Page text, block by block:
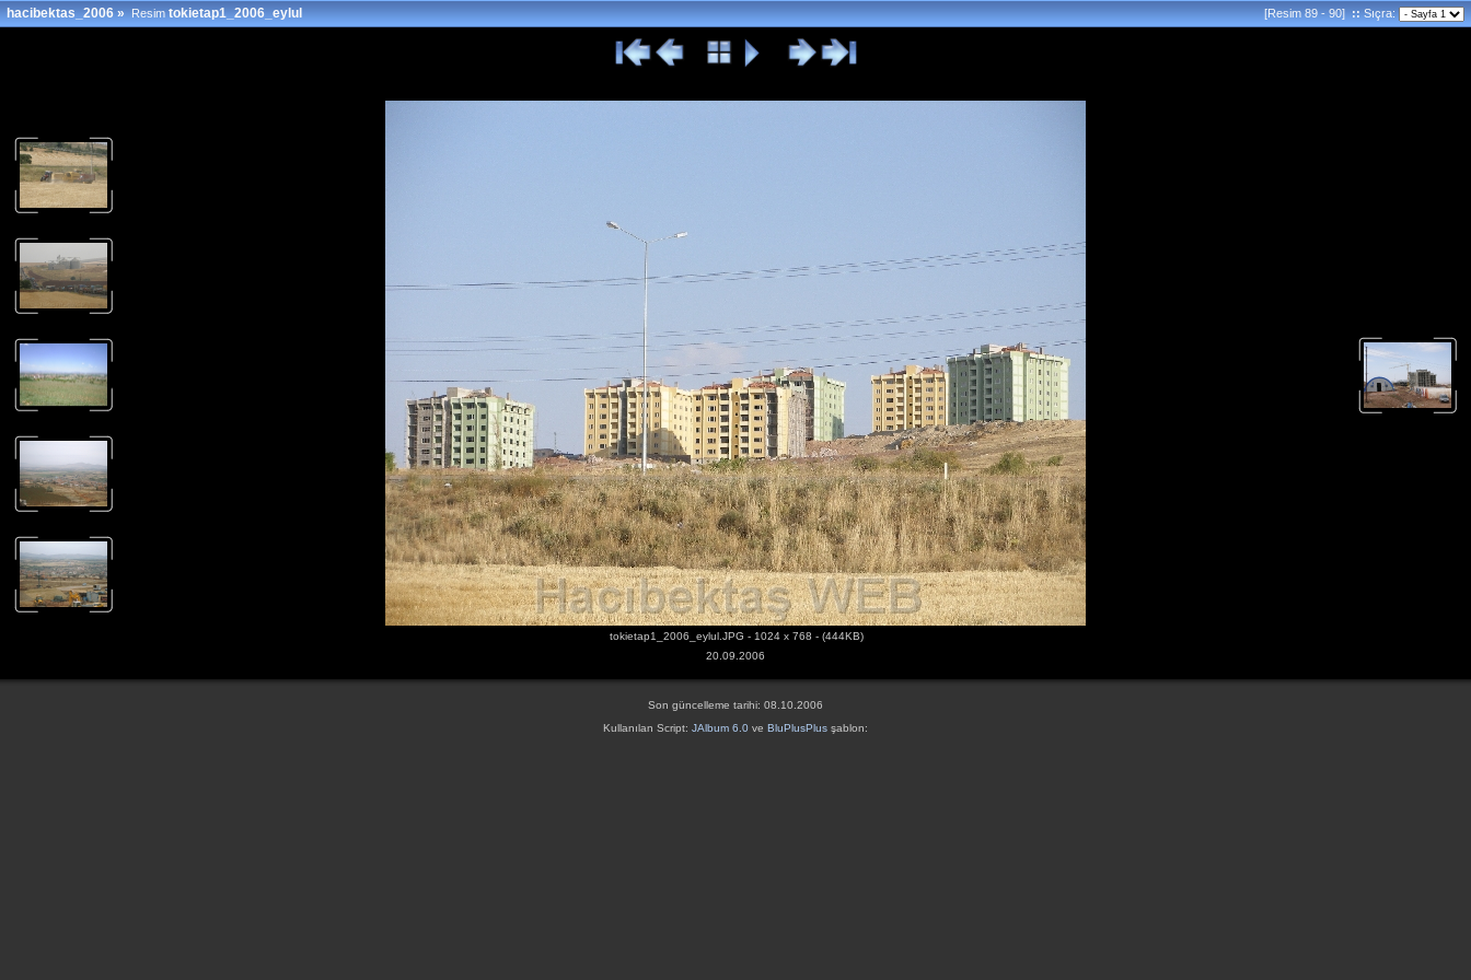
hacibektas_2006»Resimtokietap1_2006_eylul [Resim 89 - 90] ::Sıçra:
tokietap1_2006_eylul.JPG - 1024 x 768 - (444KB)
20.09.2006
Son güncelleme tarihi: 08.10.2006
Kullanılan Script: JAlbum 6.0 ve BluPlusPlus şablon: